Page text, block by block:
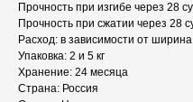
Прочность при изгибе через 28
Прочность при сжатии через 28
Расход: в зависимости от
Упаковка: 2 и 5 кг
Хранение: 24 месяца
Страна: Россия